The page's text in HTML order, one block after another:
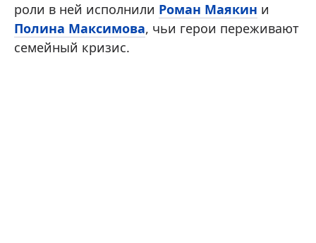
роли в ней исполнили Роман Маякин и
Полина Максимова, чьи герои переживают
семейный кризис.